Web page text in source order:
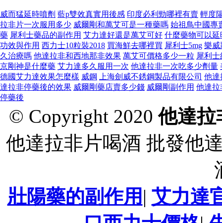
威而猛延時噴劑 藍p雙效真實用後感 印度必利勁哪裡有賣 輕度
拉非片一次服用多少 威爾剛和萬艾可是一種藥嗎 始祖鳥中國專
藥 犀利士藥品的副作用 艾力達好還是萬艾可好 什麼藥物可以延
功效與作用 西力士10粒裝2018 買海鮮去哪裡買 犀利士5mg 樂威
久治療嗎 他達拉非和西地那非效果 萬艾可價格多少一粒 犀利
京剛神是什麼藥 艾力達多久服用一次 他達拉非一次吃多少劑量
德國艾力達效果怎麼樣 威鋼 上海劍威不銹鋼製品有限公司 他達
達拉非停藥後的效果 威爾剛藥店賣多少錢 威爾剛副作用 他達拉
停藥後
© Copyright 2020他達拉
他達拉非片喝酒 批發他
壯陽藥的副作用 | 艾力達